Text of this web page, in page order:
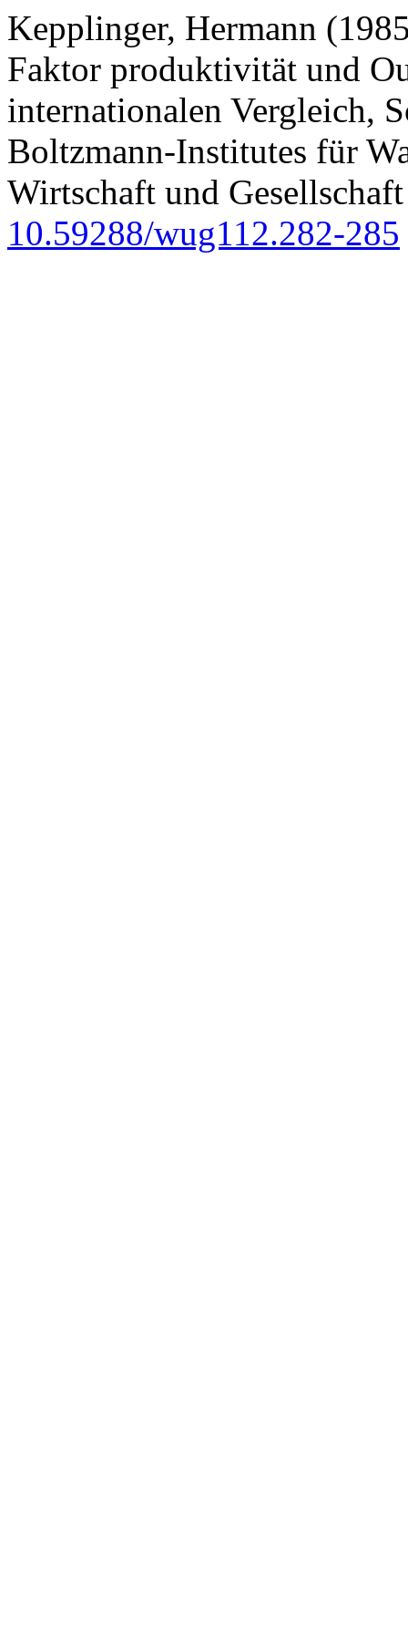
Kepplinger, Hermann
Faktor produktivität und
internationalen Vergleich,
Boltzmann-Institutes für
Wirtschaft und
10.59288/wug112.282-285